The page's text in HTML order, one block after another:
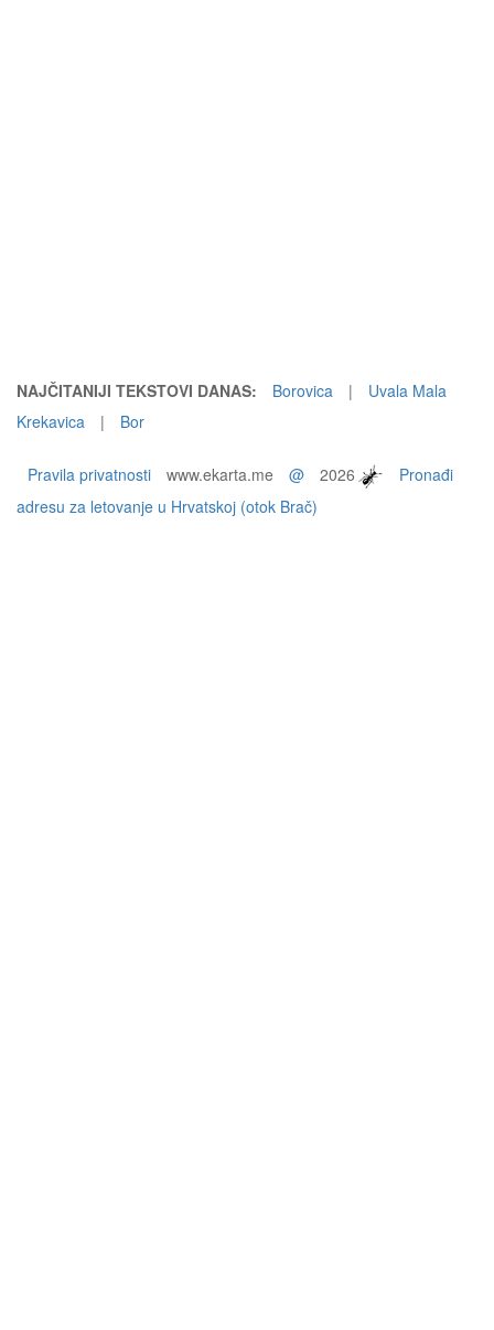
NAJČITANIJI TEKSTOVI DANAS: Borovica |
Uvala Mala
Krekavica
| Bor
Pravila privatnosti www.ekarta.me @ 2026
Pronađi
adresu za letovanje u Hrvatskoj (otok Brač)